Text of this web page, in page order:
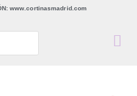
www.cortinasmadrid.com